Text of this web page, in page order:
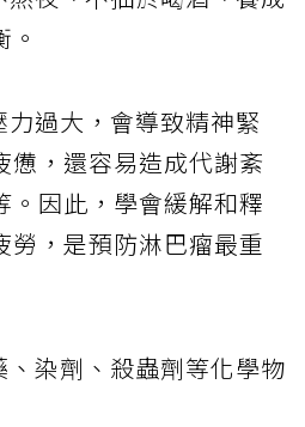
過大，會導致精神緊
憊，還容易造成代謝紊
。因此，學會緩解和釋
勞，是預防淋巴瘤最重
染劑、殺蟲劑等化學物